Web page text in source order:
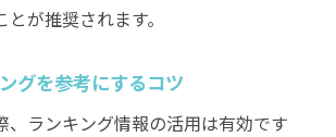
が推奨されます。
グを参考にするコツ
、ランキング情報の活用は有効です